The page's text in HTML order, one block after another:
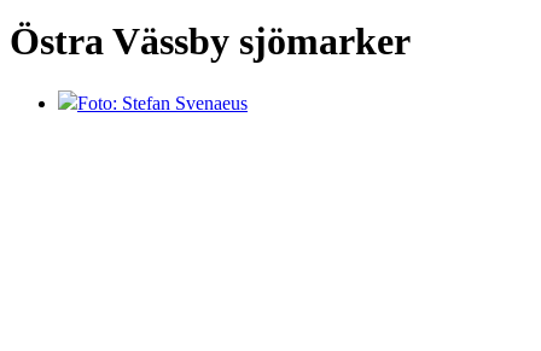
Östra Vässby sjömarker
Foto: Stefan Svenaeus